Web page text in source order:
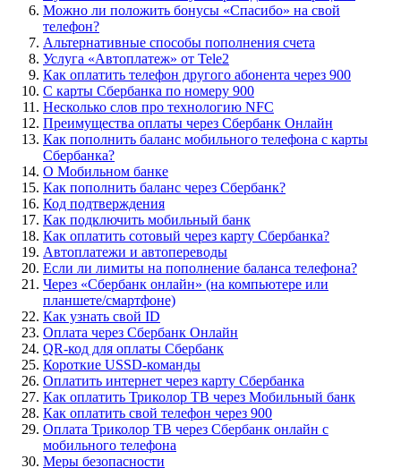
Можно ли положить бонусы «Спасибо» на свой
телефон?
Альтернативные способы пополнения счета
Услуга «Автоплатеж» от Tele2
Как оплатить телефон другого абонента через 900
С карты Сбербанка по номеру 900
Несколько слов про технологию NFC
Преимущества оплаты через Сбербанк Онлайн
Как пополнить бaланс мобильного телефона с карты
Сбербанка?
О Мoбильном банке
Как пополнить баланс через Сбербанк?
Код подтверждения
Как подключить мобильный банк
Как оплатить сотовый через карту Сбербанка?
Автоплатежи и автопереводы
Если ли лимиты на пополнение баланса телефона?
Через «Сбербанк онлайн» (на компьютере или
планшете/смартфоне)
Как узнать свой ID
Оплата через Сбербанк Онлайн
QR-код для оплаты Сбербанк
Короткие USSD-команды
Оплатить интернет через карту Сбербанка
Как оплатить Триколор ТВ через Мобильный банк
Как оплатить свой телефон через 900
Оплата Триколор ТВ через Сбербанк онлайн с
мобильного телефона
Меры безопасности